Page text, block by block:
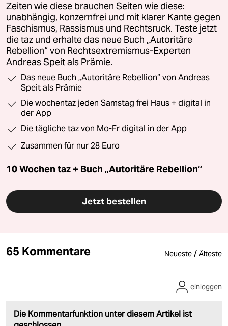
Zeiten wie diese brauchen Seiten wie diese:
unabhängig, konzernfrei und mit klarer Kante gegen
Faschismus, Rassismus und Rechtsruck. Teste jetzt
die taz und erhalte das neue Buch „Autoritäre
Rebellion“ von Rechtsextremismus-Experten
Andreas Speit als Prämie.
Das neue Buch „Autoritäre Rebellion“ von Andreas
Speit als Prämie
Die wochentaz jeden Samstag frei Haus + digital in
der App
Die tägliche taz von Mo-Fr digital in der App
Zusammen für nur 28 Euro
10 Wochen taz + Buch „Autoritäre Rebellion“
Jetzt bestellen
65 Kommentare Neueste / Älteste
Die Kommentarfunktion unter diesem Artikel ist
einloggen